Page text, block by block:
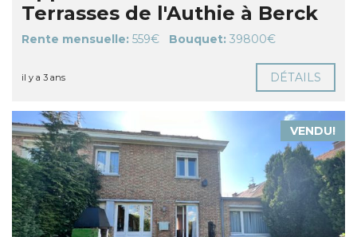
Terrasses de l'Authie à Berck
Rente mensuelle: 559€ Bouquet: 39800€
il y a 3 ans DÉTAILS
VENDU!